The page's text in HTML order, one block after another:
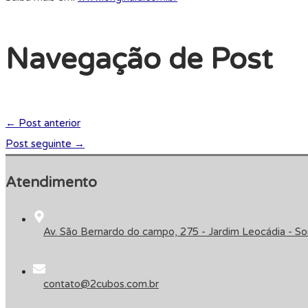
Navegação de Post
← Post anterior
Post seguinte →
Atendimento
Av. São Bernardo do campo, 275 - Jardim Leocádia -
contato@2cubos.com.br